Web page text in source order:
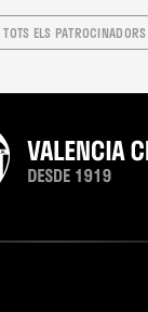
TOTS ELS PATROCINADORS